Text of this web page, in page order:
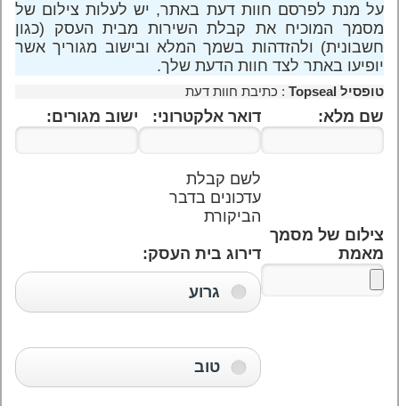
על מנת לפרסם חוות דעת באתר, יש לעלות צילום של
מסמך המוכיח את קבלת השירות מבית העסק (כגון
חשבונית) ולהזדהות בשמך המלא ובישוב מגוריך אשר
יופיעו באתר לצד חוות הדעת שלך.
טופסיל Topseal : כתיבת חוות דעת
שם מלא: דואר אלקטרוני:
לשם קבלת
עדכונים בדבר
הביקורת
ישוב מגורים:
צילום של מסמך
מאמת
דירוג בית העסק:
גרוע
טוב